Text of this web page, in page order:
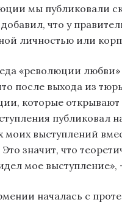
мы публиковали
что у
личностью или
«революции
после выхода из
которые открывают
публиковал
моих выступлений
значит, что
мое выступление»,
началась с